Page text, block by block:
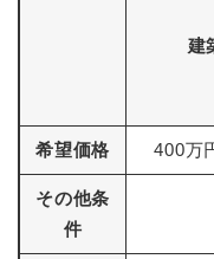
建
希望価格 400万
その他条
件